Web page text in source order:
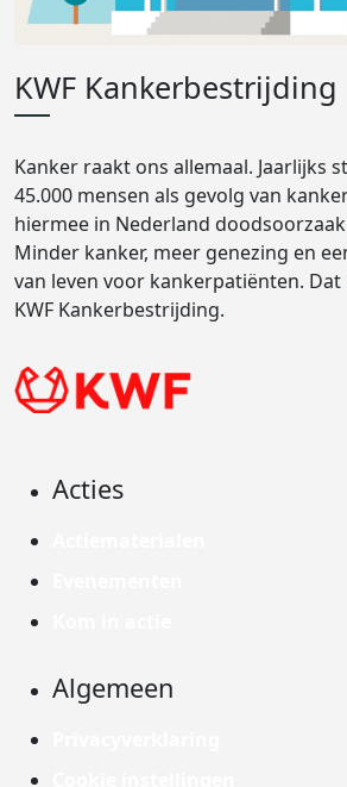
KWF Kankerbestrijding
Kanker raakt ons allemaal. Jaarlijks
45.000 mensen als gevolg van
hiermee in Nederland
Minder kanker, meer genezing en
van leven voor kankerpatiënten. Dat
KWF Kankerbestrijding.
Acties
Algemeen